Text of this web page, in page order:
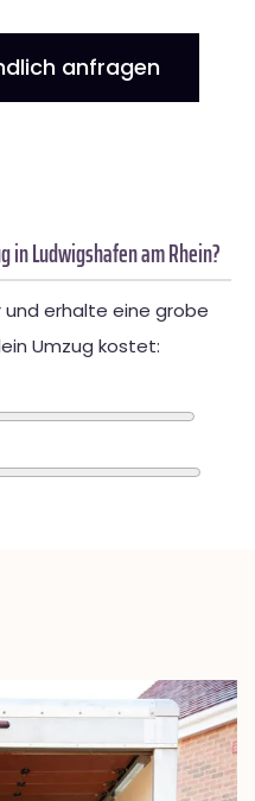
anfragen
in Ludwigshafen am Rhein?
erhalte eine grobe
Umzug kostet: